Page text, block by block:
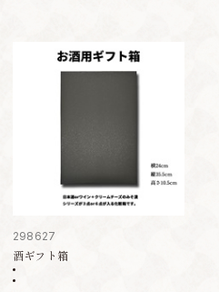
298627
酒ギフト箱